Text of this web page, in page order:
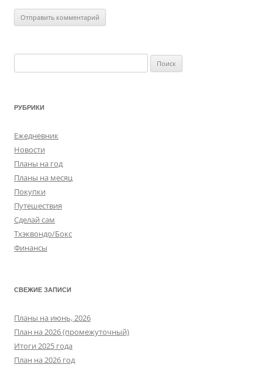
РУБРИКИ
Ежедневник
Новости
Планы на год
Планы на месяц
Покупки
Путешествия
Сделай сам
Тхэквондо/Бокс
Финансы
СВЕЖИЕ ЗАПИСИ
Планы на июнь, 2026
План на 2026 (промежуточный)
Итоги 2025 года
План на 2026 год